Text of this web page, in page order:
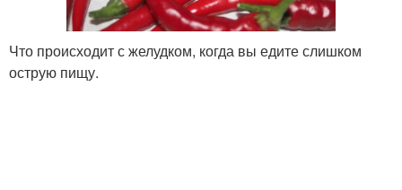
Что происходит с желудком, когда вы едите слишком
острую пищу.